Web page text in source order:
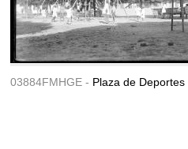
03884FMHGE - Plaza de Deportes